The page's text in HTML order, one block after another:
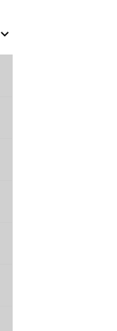
keyboard_arrow_down